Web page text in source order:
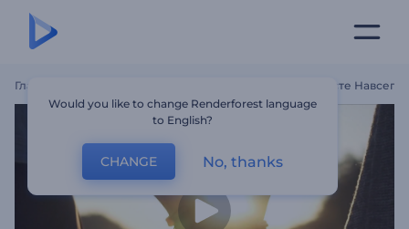
Главная Промо Ко Дню Св. Валентина: Вместе Навсегда
Would you like to change Renderforest language
to English?
CHANGE No, thanks